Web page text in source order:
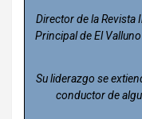
Director de la Revista
Principal de El
Su liderazgo se
conductor de